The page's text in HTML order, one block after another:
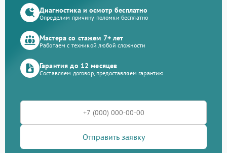
Диагностика и осмотр бесплатно
Определим причину поломки бесплатно
Мастера со стажем 7+ лет
Работаем с техникой любой сложности
Гарантия до 12 месяцев
Составляем договор, предоставляем гарантию
Отправить заявку